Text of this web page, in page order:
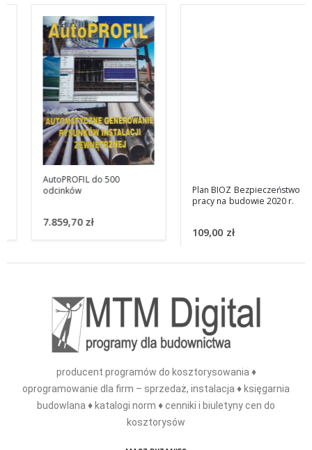
AutoPROFIL do 500
odcinków
7.859,70zł
Plan BIOZ Bezpieczeństwo
pracy na budowie 2020 r.
109,00zł
producent programów do kosztorysowania ♦
oprogramowanie dla firm – sprzedaż, instalacja ♦ księgarnia
budowlana ♦ katalogi norm ♦ cenniki i biuletyny cen do
kosztorysów